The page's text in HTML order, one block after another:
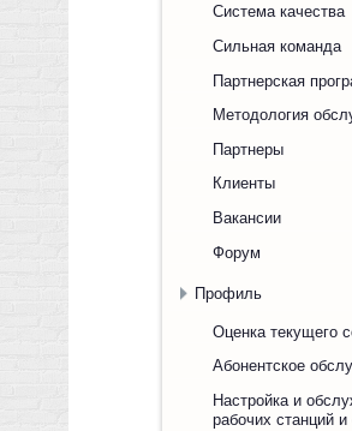
Система качества
Сильная команда
Партнерская
Методология
Партнеры
Клиенты
Вакансии
Форум
Профиль
Оценка текущего
Абонентское
Настройка и
рабочих станций и